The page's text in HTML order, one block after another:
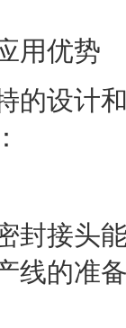
用优势
的设计
封接头
线的准